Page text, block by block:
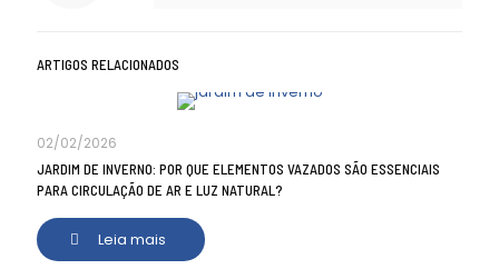
ARTIGOS RELACIONADOS
02/02/2026
JARDIM DE INVERNO: POR QUE ELEMENTOS VAZADOS SÃO ESSENCIAIS
PARA CIRCULAÇÃO DE AR E LUZ NATURAL?
Leia mais